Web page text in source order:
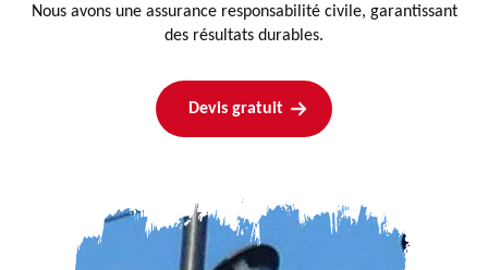
Nous avons une assurance responsabilité civile, garantissant
des résultats durables.
Devis gratuit